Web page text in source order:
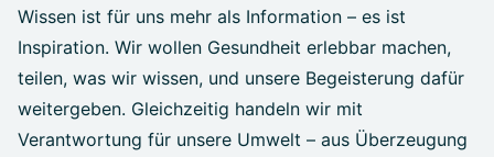
Wissen ist für uns mehr als Information – es ist
Inspiration. Wir wollen Gesundheit erlebbar machen,
teilen, was wir wissen, und unsere Begeisterung dafür
weitergeben. Gleichzeitig handeln wir mit
Verantwortung für unsere Umwelt – aus Überzeugung